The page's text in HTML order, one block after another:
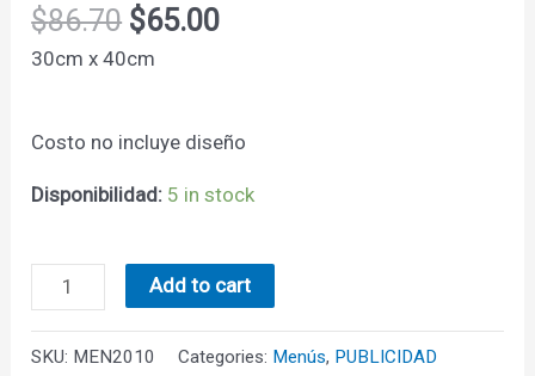
$86.70 $65.00
30cm x 40cm
Costo no incluye diseño
Disponibilidad: 5 in stock
Menú
2
Add to cart
SKU: MEN2010 Categories: Menús, PUBLICIDAD